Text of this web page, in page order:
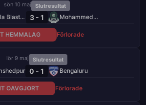
sön 10 maj Slutresultat
Kerala Blasters 3 - 1 Mohammedan
HEMMALAG Förlorade
lör 9 maj Slutresultat
0 - 1 Bengaluru
OAVGJORT Förlorade